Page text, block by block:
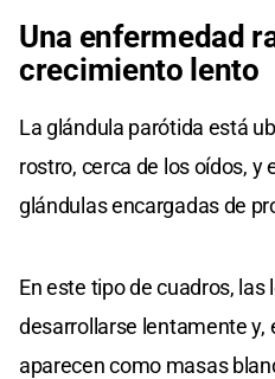
Una enfermedad
crecimiento lento
La glándula parótida está
rostro, cerca de los oídos, y
glándulas encargadas de
En este tipo de cuadros, las
desarrollarse lentamente y,
aparecen como masas